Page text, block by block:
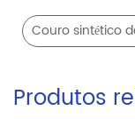
Couro sintético
Produtos